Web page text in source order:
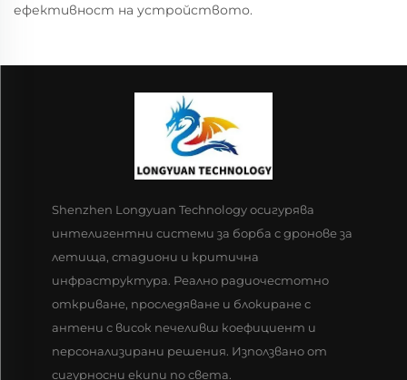
ефективност на устройството.
Shenzhen Longyuan Technology осигурява
интелигентни системи за борба с дронове за
летища, стадиони и критична
инфраструктура. Реално радиочестотно
откриване, проследяване и блокиране с
антени с висок печеливш коефициент и
персонализирани решения. Използвано от
сигурносни екипи по света.